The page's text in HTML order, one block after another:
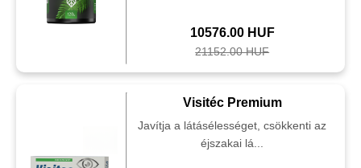
10576.00 HUF
21152.00 HUF
Visitéc Premium
Javítja a látásélességet, csökkenti az
éjszakai lá...